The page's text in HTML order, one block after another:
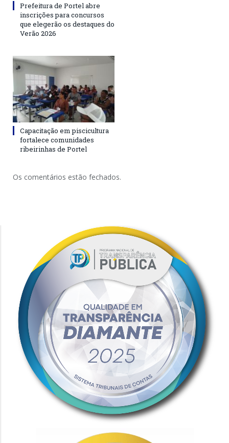
Prefeitura de Portel abre
inscrições para concursos
que elegerão os destaques do
Verão 2026
Capacitação em piscicultura
fortalece comunidades
ribeirinhas de Portel
Os comentários estão fechados.